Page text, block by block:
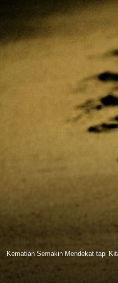
Kematian Semakin Mendekat tapi